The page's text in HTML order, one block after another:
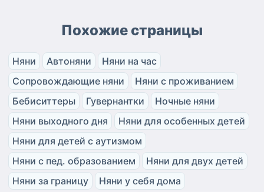
Похожие страницы
Няни Автоняни
Няни на час
Сопровождающие няни
Няни с проживанием
Бебиситтеры
Гувернантки
Ночные няни
Няни выходного дня
Няни для особенных детей
Няни для детей с аутизмом
Няни с пед. образованием
Няни для двух детей
Няни за границу
Няни у себя дома